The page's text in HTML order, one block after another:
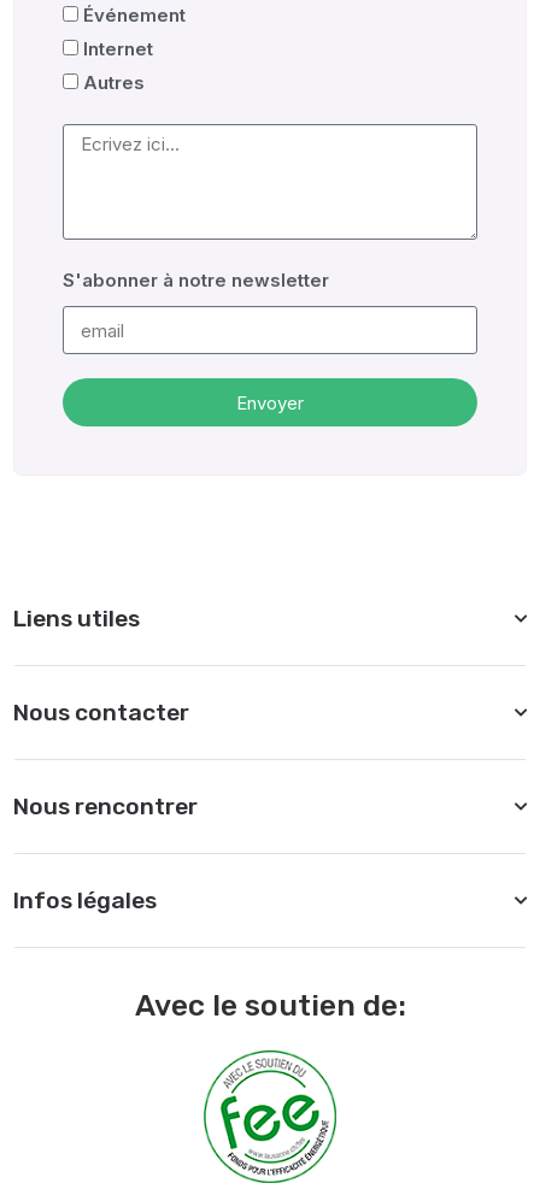
Événement
Internet
Autres
S'abonner à notre newsletter
Envoyer
Liens utiles
Nous contacter
Nous rencontrer
Infos légales
Avec le soutien de: